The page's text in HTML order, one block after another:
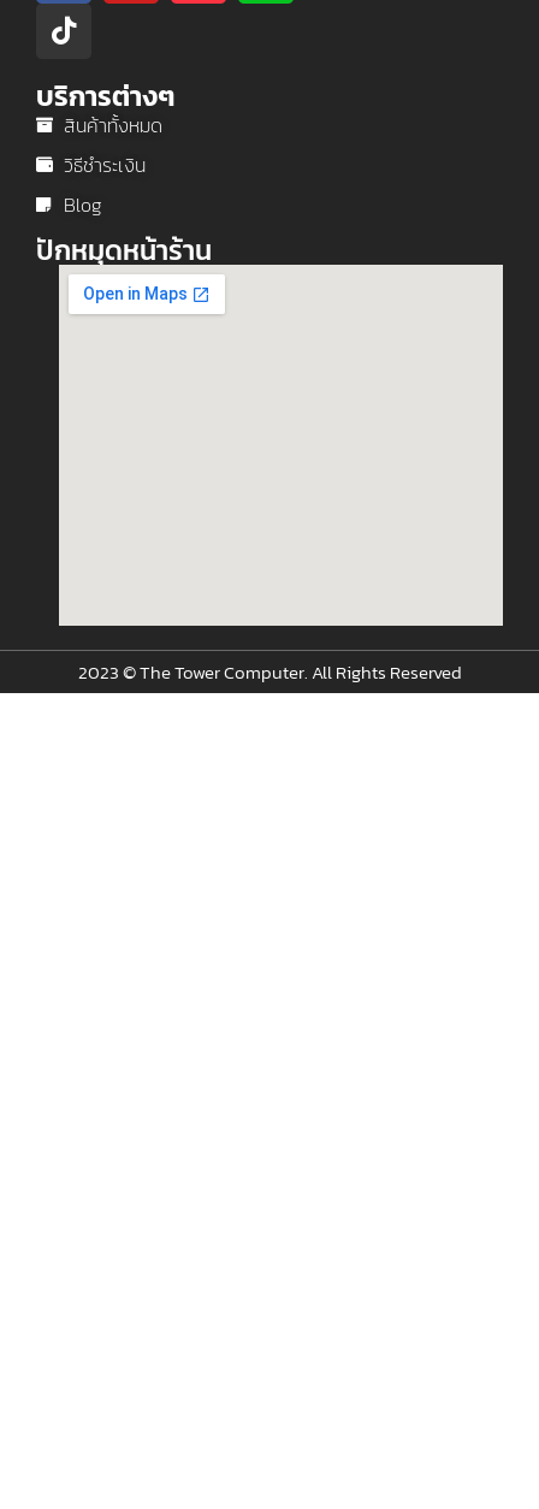
บริการต่างๆ
สินค้าทั้งหมด
วิธีชำระเงิน
Blog
ปักหมุดหน้าร้าน
2023 © The Tower Computer. All Rights Reserved